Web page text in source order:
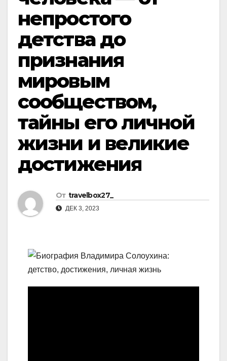
непростого
детства до
признания
мировым
сообществом,
тайны его личной
жизни и великие
достижения
От travelbox27_
ДЕК 3, 2023